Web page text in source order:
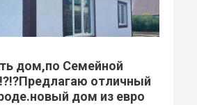
дом,по Семейной
отличный
дом из евро